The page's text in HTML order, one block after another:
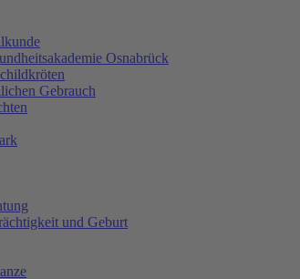
Osnabrück
Gebrauch
und Geburt